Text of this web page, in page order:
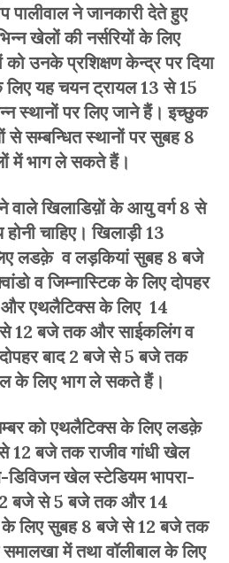
पालीवाल ने जानकारी देते हुए
खेलों की नर्सरियों के लिए
को उनके प्रशिक्षण केन्द्र पर दिया
लिए यह चयन ट्रायल 13 से 15
स्थानों पर लिए जाने हैं। इच्छुक
सम्बन्धित स्थानों पर सुबह 8
में भाग ले सकते हैं।
वाले खिलाडिय़ों के आयु वर्ग 8 से
चाहिए। खिलाड़ी 13
लडक़े व लड़कियां सुबह 8 बजे
व जिम्नास्टिक के लिए दोपहर
एथलैटिक्स के लिए 14
12 बजे तक और साईकलिंग व
बाद 2 बजे से 5 बजे तक
के लिए भाग ले सकते हैं।
को एथलैटिक्स के लिए लडक़े
12 बजे तक राजीव गांधी खेल
डिविजन खेल स्टेडियम भापरा-
2 बजे से 5 बजे तक और 14
के लिए सुबह 8 बजे से 12 बजे तक
में तथा वॉलीबाल के लिए